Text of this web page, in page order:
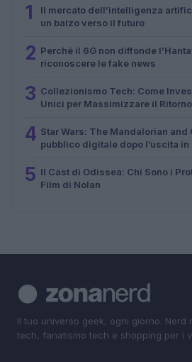
1
Il mercato dell’intelligenza
un balzo verso il futuro
2 Perché il 6G non diffonde
riconoscere le fake news
3 Collezionismo Tech: Come
Unici per Massimizzare il
4 Star Wars: The Mandalorian
pubblico digitale dopo l’uscita in
5 Il Cast di Odissea: Chi Sono i
Film di Nolan
Il tuo universo geek, ogni giorno. Nerd
tech, fanatismo tech e shopping per i